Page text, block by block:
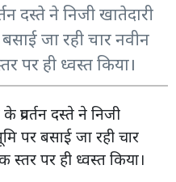
दस्ते ने निजी खातेदारी
जा रही चार नवीन
पर ही ध्वस्त किया।
प्रवर्तन दस्ते ने निजी
पर बसाई जा रही चार
स्तर पर ही ध्वस्त किया।